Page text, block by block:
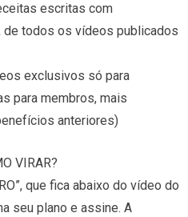
escritas com
todos os vídeos publicados
exclusivos só para
para membros, mais
anteriores)
VIRAR?
que fica abaixo do vídeo do
seu plano e assine. A